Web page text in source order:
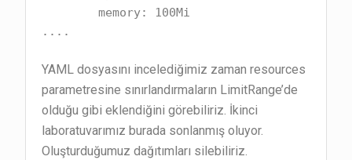
        memory: 100Mi
....
YAML dosyasını incelediğimiz zaman resources
parametresine sınırlandırmaların LimitRange’de
olduğu gibi eklendiğini görebiliriz. İkinci
laboratuvarımız burada sonlanmış oluyor.
Oluşturduğumuz dağıtımları silebiliriz.